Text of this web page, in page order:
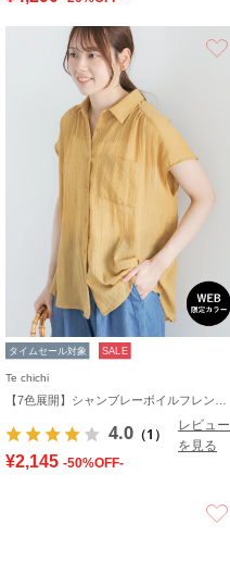
タイムセール対象 SALE
Te chichi
4.0 （1）
レビュー
を見る
¥2,145 -50%OFF-